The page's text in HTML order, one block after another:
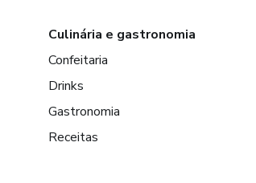
Culinária e gastronomia
Confeitaria
Drinks
Gastronomia
Receitas